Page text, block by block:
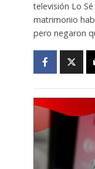
televisión Lo
matrimonio
pero negaron